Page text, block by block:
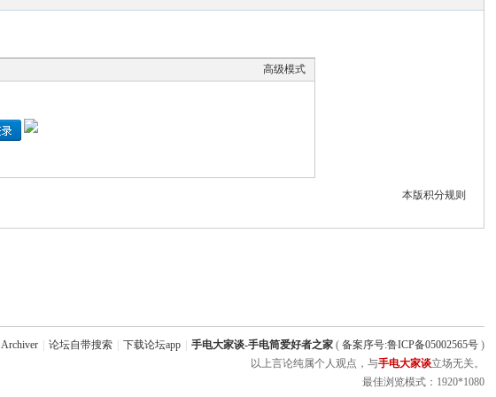
高级模式
本版积分规则
Archiver 论坛自带搜索 下载论坛app 手电大家谈-手电筒爱好者之家( 备案序号:鲁ICP备05002565号)
以上言论纯属个人观点，与手电大家谈立场无关。
最佳浏览模式：1920*1080